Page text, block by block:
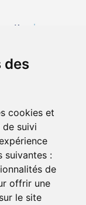
des
cookies et
suivi
suivantes :
de
offrir une
le site
|
TGV
sans
et gestion